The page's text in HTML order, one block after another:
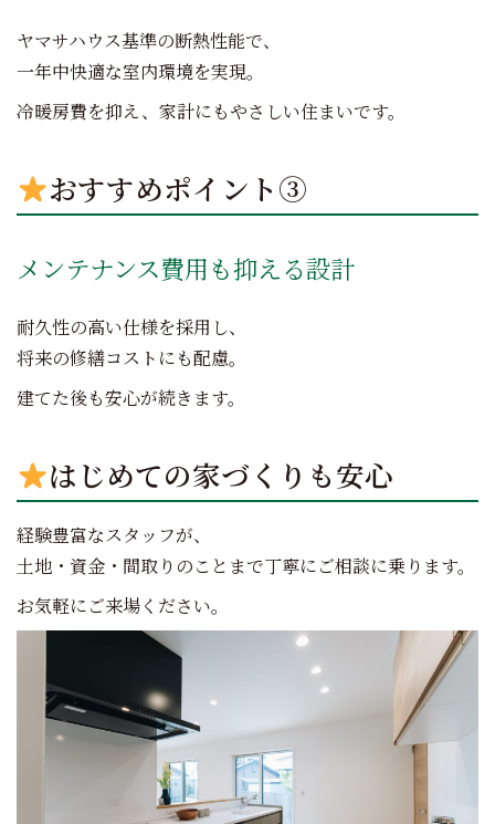
ヤマサハウス基準の断熱性能で、
一年中快適な室内環境を実現。
冷暖房費を抑え、家計にもやさしい住まいです。
おすすめポイント③
メンテナンス費用も抑える設計
耐久性の高い仕様を採用し、
将来の修繕コストにも配慮。
建てた後も安心が続きます。
はじめての家づくりも安心
経験豊富なスタッフが、
土地・資金・間取りのことまで丁寧にご相談に乗ります。
お気軽にご来場ください。